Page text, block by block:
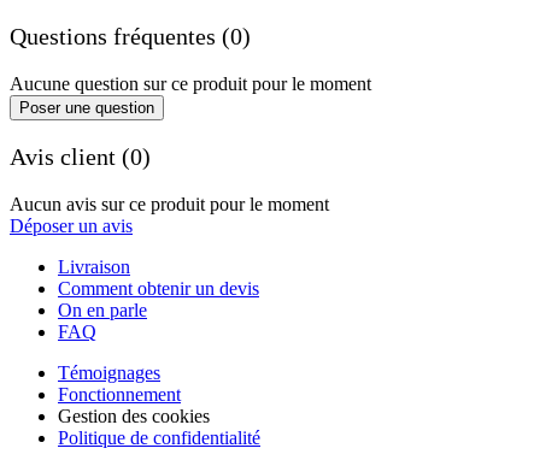
Questions fréquentes (0)
Aucune question sur ce produit pour le moment
Poser une question
Avis client (0)
Aucun avis sur ce produit pour le moment
Déposer un avis
Livraison
Comment obtenir un devis
On en parle
FAQ
Témoignages
Fonctionnement
Gestion des cookies
Politique de confidentialité